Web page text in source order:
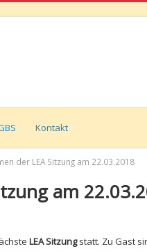
Kontakt
der LEA Sitzung am 22.03.2018
am
LEA Sitzungstatt. Zu Gast